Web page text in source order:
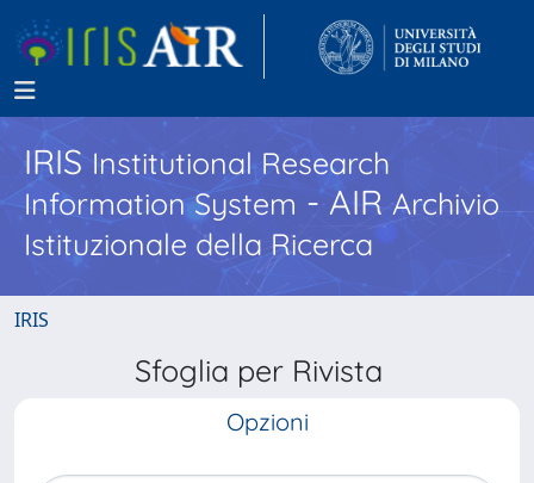
IRISInstitutional Research
Information System - AIR Archivio
Istituzionale della Ricerca
IRIS
Sfoglia per Rivista
Opzioni